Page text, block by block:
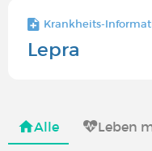
Krankheits-
Lepra
Alle Leben